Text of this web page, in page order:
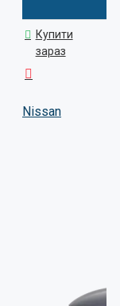
Купити
зараз
Nissan